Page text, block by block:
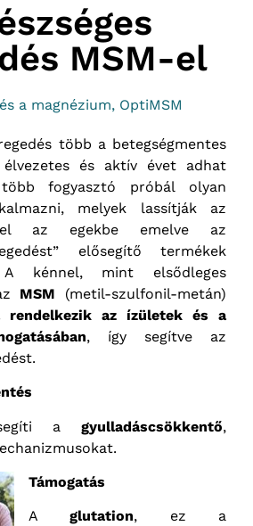
MSM-el
a magnézium, OptiMSM
több a betegségmentes
élvezetes és aktív évet adhat
fogyasztó próbál olyan
melyek lassítják az
az egekbe emelve az
elősegítő termékek
A kénnel, mint elsődleges
MSM (metil-szulfonil-metán)
rendelkezik az ízületek és a
, így segítve az
a gyulladáscsökkentő,
Támogatás
Aglutation, ez a